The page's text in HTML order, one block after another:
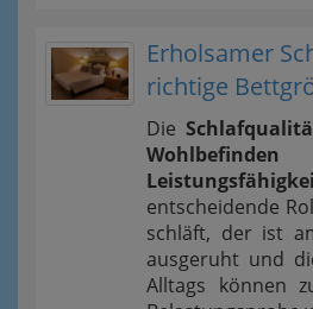
Erholsamer
richtige
Die
entscheidende
schläft, der ist
ausgeruht und
Alltags können